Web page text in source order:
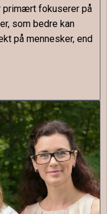
primært fokuserer på
som bedre kan
på mennesker, end